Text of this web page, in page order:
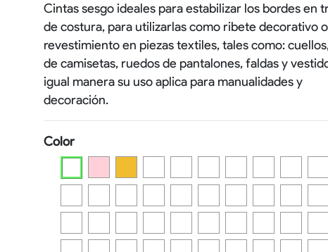
Cintas sesgo ideales para estabilizar los bordes en
de costura, para utilizarlas como ribete decorativo o
revestimiento en piezas textiles, tales como:
de camisetas, ruedos de pantalones, faldas y
igual manera su uso aplica para manualidades y
decoración.
Color